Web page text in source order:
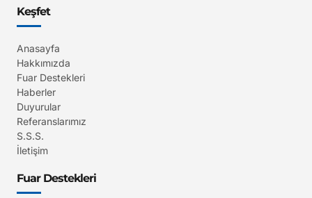
Keşfet
Anasayfa
Hakkımızda
Fuar Destekleri
Haberler
Duyurular
Referanslarımız
S.S.S.
İletişim
Fuar Destekleri